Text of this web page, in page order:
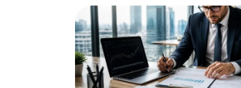
Entreprise